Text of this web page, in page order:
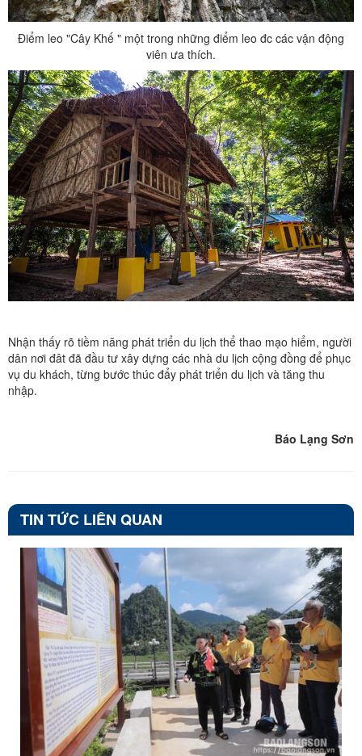
Điểm leo "Cây Khế " một trong những điểm leo đc các vận động
viên ưa thích.
Nhận thấy rõ tiềm năng phát triển du lịch thể thao mạo hiểm, người
dân nơi đât đã đầu tư xây dựng các nhà du lịch cộng đồng để phục
vụ du khách, từng bước thúc đẩy phát triển du lịch và tăng thu
nhập.
Báo Lạng Sơn
TIN TỨC LIÊN QUAN